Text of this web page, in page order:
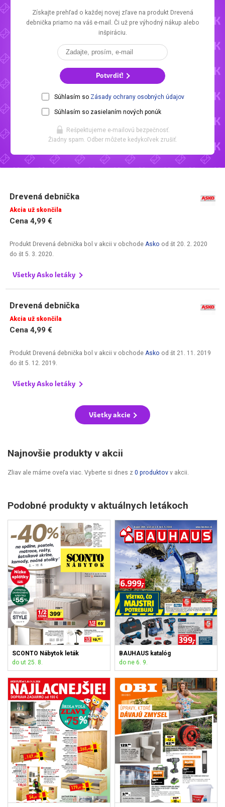
Získajte prehľad o každej novej zľave na produkt Drevená
debnička priamo na váš e-mail. Či už pre výhodný nákup alebo
inšpiráciu.
Potvrdiť!
Súhlasím so Zásady ochrany osobných údajov
Súhlasím so zasielaním nových ponúk
Rešpektujeme e-mailovú bezpečnosť.
Žiadny spam. Odber môžete kedykoľvek zrušiť.
Drevená debnička
Akcia už skončila
Cena 4,99 €
Produkt Drevená debnička bol v akcii v obchodeAsko odšt 20. 2. 2020
došt 5. 3. 2020.
Všetky Asko letáky
Drevená debnička
Akcia už skončila
Cena 4,99 €
Produkt Drevená debnička bol v akcii v obchodeAsko odšt 21. 11. 2019
došt 5. 12. 2019.
Všetky Asko letáky
Všetky akcie
Najnovšie produkty v akcii
Zliav ale máme oveľa viac. Vyberte si dnes z 0 produktov v akcii.
Podobné produkty v aktuálnych letákoch
SCONTO Nábytok leták
do ut 25. 8.
BAUHAUS katalóg
do ne 6. 9.